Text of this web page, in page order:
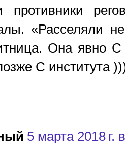
«Расселяли
Она явно
С института
5 марта 2018 г.